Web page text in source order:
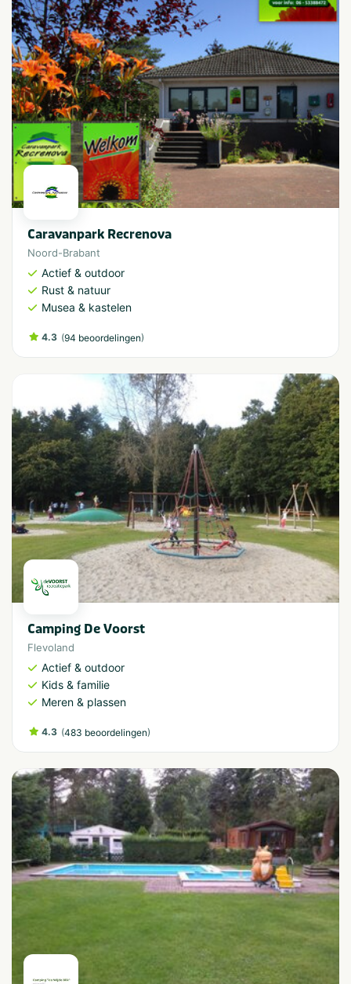
Caravanpark Recrenova
Noord-Brabant
Actief & outdoor
Rust & natuur
Musea & kastelen
4.3 (94 beoordelingen)
Camping De Voorst
Flevoland
Actief & outdoor
Kids & familie
Meren & plassen
4.3 (483 beoordelingen)